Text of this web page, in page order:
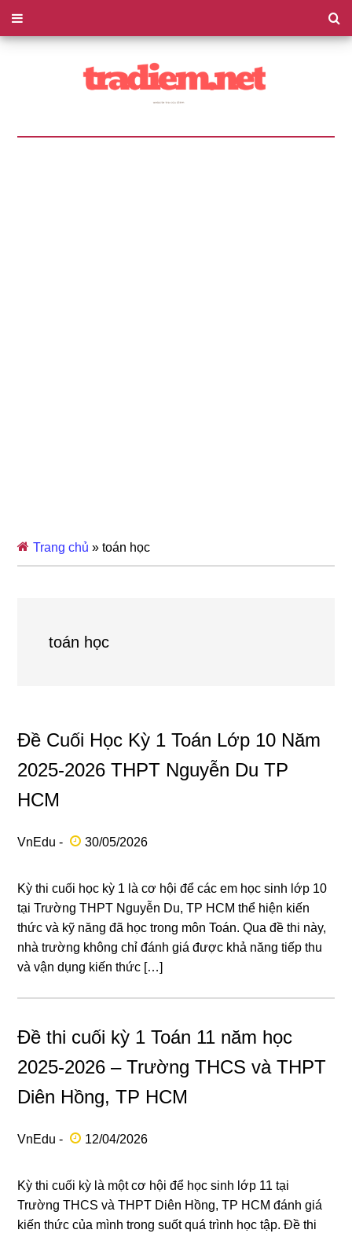
Trang chủ »toán học
toán học
Đề Cuối Học Kỳ 1 Toán Lớp 10 Năm
2025-2026 THPT Nguyễn Du TP
HCM
VnEdu - 30/05/2026
Kỳ thi cuối học kỳ 1 là cơ hội để các em học sinh lớp 10
tại Trường THPT Nguyễn Du, TP HCM thể hiện kiến
thức và kỹ năng đã học trong môn Toán. Qua đề thi này,
nhà trường không chỉ đánh giá được khả năng tiếp thu
và vận dụng kiến thức […]
Đề thi cuối kỳ 1 Toán 11 năm học
2025-2026 – Trường THCS và THPT
Diên Hồng, TP HCM
VnEdu - 12/04/2026
Kỳ thi cuối kỳ là một cơ hội để học sinh lớp 11 tại
Trường THCS và THPT Diên Hồng, TP HCM đánh giá
kiến thức của mình trong suốt quá trình học tập. Đề thi